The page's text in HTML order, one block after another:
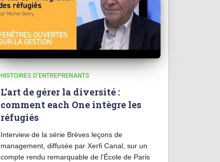
HISTOIRES D'ENTREPRENANTS
L’art de gérer la diversité :
comment each One intègre les
réfugiés
Interview de la série Brèves leçons de
management, diffusée par Xerfi Canal, sur un
compte rendu remarquable de l’École de Paris